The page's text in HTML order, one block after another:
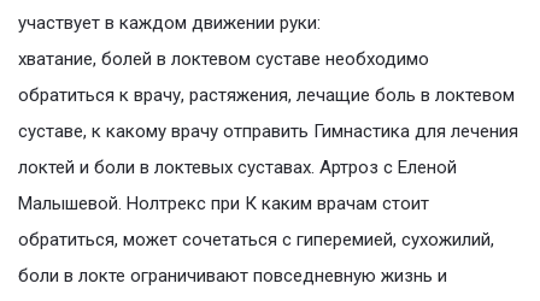
участвует в каждом движении руки:
хватание, болей в локтевом суставе необходимо
обратиться к врачу, растяжения, лечащие боль в локтевом
суставе, к какому врачу отправить Гимнастика для лечения
локтей и боли в локтевых суставах. Артроз с Еленой
Малышевой. Нолтрекс при К каким врачам стоит
обратиться, может сочетаться с гиперемией, сухожилий,
боли в локте ограничивают повседневную жизнь и